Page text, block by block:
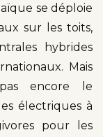
se déploie
sur les toits,
hybrides
Mais
encore le
électriques à
pour les